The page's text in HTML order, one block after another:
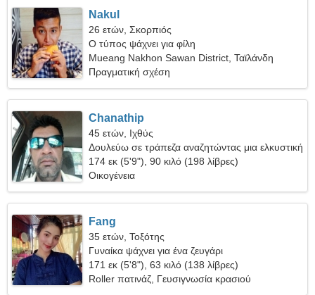
Nakul
26 ετών, Σκορπιός
Ο τύπος ψάχνει για φίλη
Mueang Nakhon Sawan District, Ταϊλάνδη
Πραγματική σχέση
Chanathip
45 ετών, Ιχθύς
Δουλεύω σε τράπεζα αναζητώντας μια ελκυστική
γυναίκα
174 εκ (5'9"), 90 κιλό (198 λίβρες)
Οικογένεια
Fang
35 ετών, Τοξότης
Γυναίκα ψάχνει για ένα ζευγάρι
171 εκ (5'8"), 63 κιλό (138 λίβρες)
Roller πατινάζ, Γευσιγνωσία κρασιού